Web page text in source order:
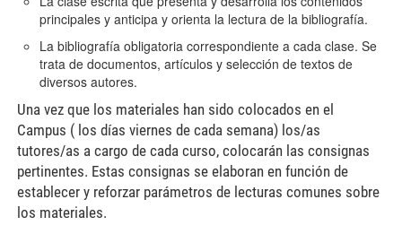
principales y anticipa y orienta la lectura de la bibliografía.
La bibliografía obligatoria correspondiente a cada clase. Se
trata de documentos, artículos y selección de textos de
diversos autores.
Una vez que los materiales han sido colocados en el
Campus ( los días viernes de cada semana) los/as
tutores/as a cargo de cada curso, colocarán las consignas
pertinentes. Estas consignas se elaboran en función de
establecer y reforzar parámetros de lecturas comunes sobre
los materiales.